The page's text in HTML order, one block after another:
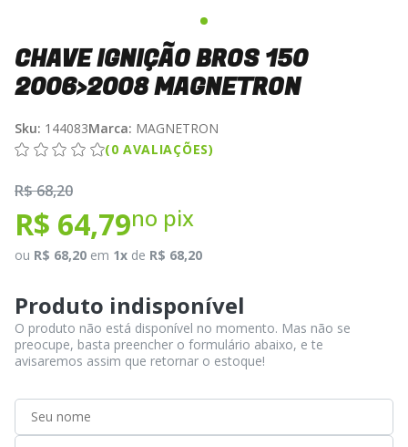
CHAVE IGNIÇÃO BROS 150
2006>2008 MAGNETRON
Sku: 144083Marca: MAGNETRON
(0 AVALIAÇÕES)
R$ 68,20
R$ 64,79no pix
ou R$ 68,20 em 1x de R$ 68,20
Produto indisponível
O produto não está disponível no momento. Mas não se
preocupe, basta preencher o formulário abaixo, e te
avisaremos assim que retornar o estoque!